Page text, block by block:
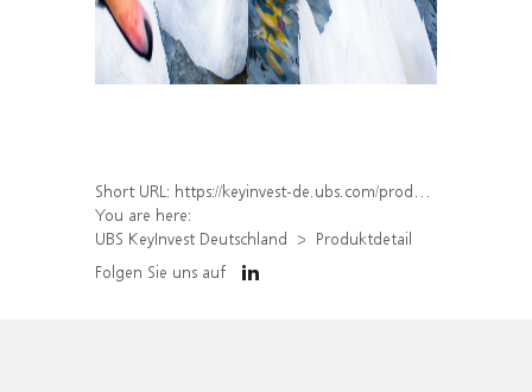
Short URL: https://keyinvest-de.ubs.com/produkt/detail/index/isin/DE000WA7RDT4
You are here:
UBS KeyInvest Deutschland
Produktdetail
Folgen Sie uns auf